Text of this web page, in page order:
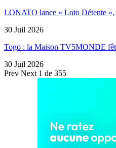
LONATO lance « Loto Détente
30 Juil 2026
Togo : la Maison TV5MONDE
30 Juil 2026
Prev Next 1 de 355